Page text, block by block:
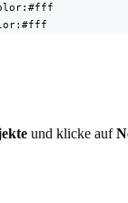
und klicke auf